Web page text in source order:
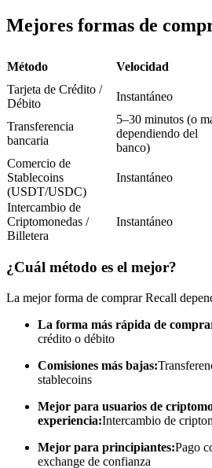
Copiar Trading
Únete a los mejores traders
Conviértete en un Trader de Copia
Disfruta del reparto de beneficios
Mejores formas de
Método Velocidad
Tarjeta de Crédito /
Débito
Instantáneo
Transferencia
bancaria
5–30 minutos (o
dependiendo del
banco)
Comercio de
Stablecoins
(USDT/USDC)
Instantáneo
Intercambio de
Criptomonedas /
Billetera
Instantáneo
¿Cuál método es el mejor?
La mejor forma de comprar Recall
La forma más rápida de
crédito o débito
Comisiones más bajas:
stablecoins
Mejor para usuarios de
experiencia:Intercambio de
Mejor para principiantes:Pago
exchange de confianza